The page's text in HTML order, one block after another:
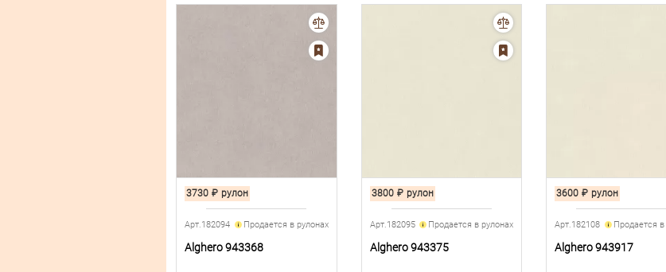
3730 ₽ рулон
Арт.182094 Продается в рулонах
Alghero 943368
3800 ₽ рулон
Арт.182095 Продается в рулонах
Alghero 943375
3600 ₽ рулон
Арт.182108 Продается в
Alghero 943917